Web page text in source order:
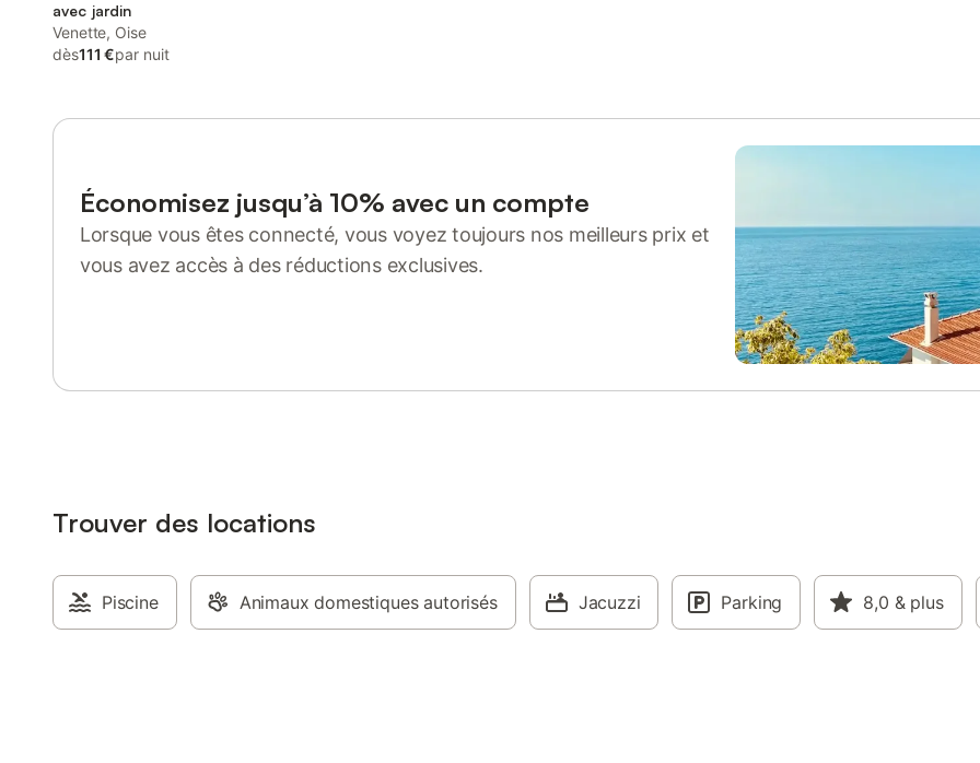
avec jardin
Venette, Oise
dès111 €par nuit
Économisez jusqu’à 10% avec un compte
Lorsque vous êtes connecté, vous voyez toujours nos meilleurs prix et
vous avez accès à des réductions exclusives.
Trouver des locations
Piscine Animaux domestiques autorisés Jacuzzi Parking 8,0 & plus